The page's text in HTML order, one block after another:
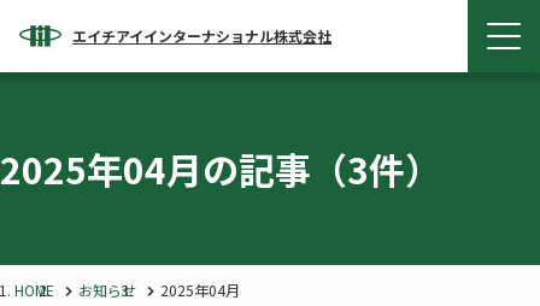
エイチアイインターナショナル株式会社
2025年04月の記事 （3件）
HOME お知らせ 2025年04月